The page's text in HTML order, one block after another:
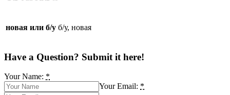
новая или б/у б/у, новая
Have a Question? Submit it here!
Your Name: *
Your Email: *